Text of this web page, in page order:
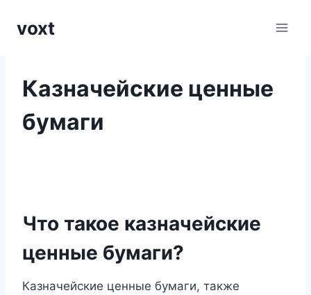
voxt
Казначейские ценные
бумаги
Что такое казначейские
ценные бумаги?
Казначейские ценные бумаги, также